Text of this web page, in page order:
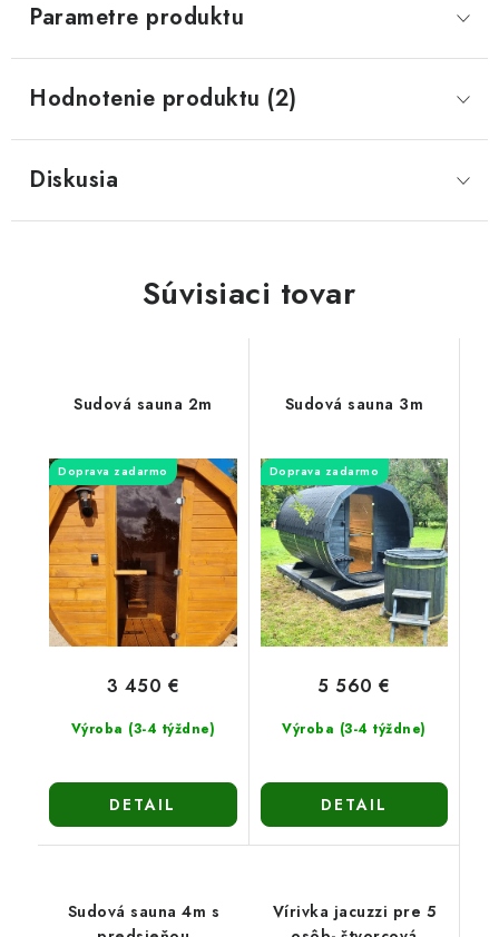
Parametre produktu
Hodnotenie produktu (2)
Diskusia
Súvisiaci tovar
Sudová sauna 2m
Doprava zadarmo
Výroba (3-4 týždne)
3 450 €
DETAIL
Sudová sauna 3m
Doprava zadarmo
Výroba (3-4 týždne)
5 560 €
DETAIL
Sudová sauna 4m s
Vírivka jacuzzi pre 5